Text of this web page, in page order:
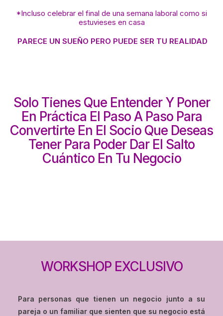
*Incluso celebrar el final de una semana laboral como si
estuvieses en casa
PARECE UN SUEÑO PERO PUEDE SER TU REALIDAD
Solo Tienes Que Entender Y Poner
En Práctica El Paso A Paso Para
Convertirte En El Socio Que Deseas
Tener Para Poder Dar El Salto
Cuántico En Tu Negocio
WORKSHOP EXCLUSIVO
Para personas que tienen un negocio junto a su
pareja o un familiar que sienten que su negocio está